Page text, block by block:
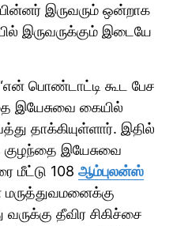
இருவரும் ஒன்றாக
இருவருக்கும் இடையே
பொண்டாட்டி கூட பேச
இயேசுவை கையில்
தாக்கியுள்ளார். இதில்
இயேசுவை
மீட்டு 108 ஆம்புலன்ஸ்
தீவிர சிகிச்சை